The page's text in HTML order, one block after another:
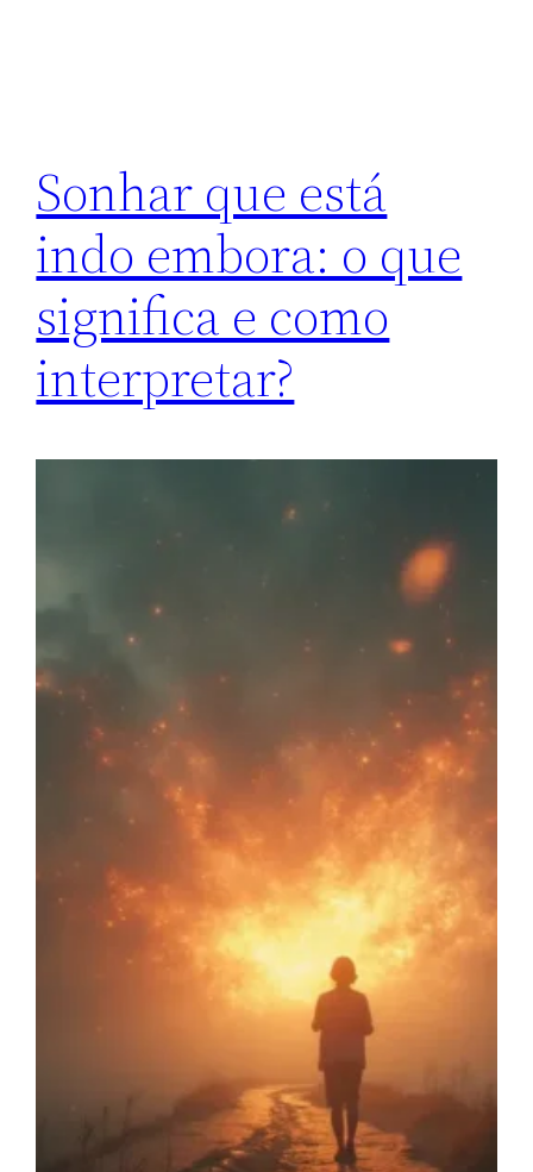
Sonhar que está
indo embora: o que
significa e como
interpretar?